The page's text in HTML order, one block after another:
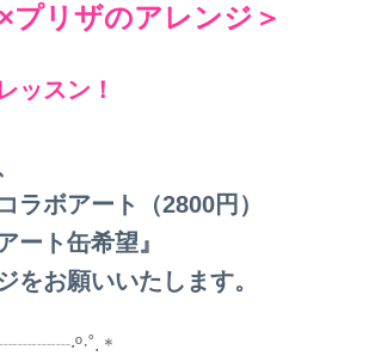
プリザのアレンジ＞
ッスン！
ラボアート（2800円）
ート缶希望』
をお願いいたします。
＊